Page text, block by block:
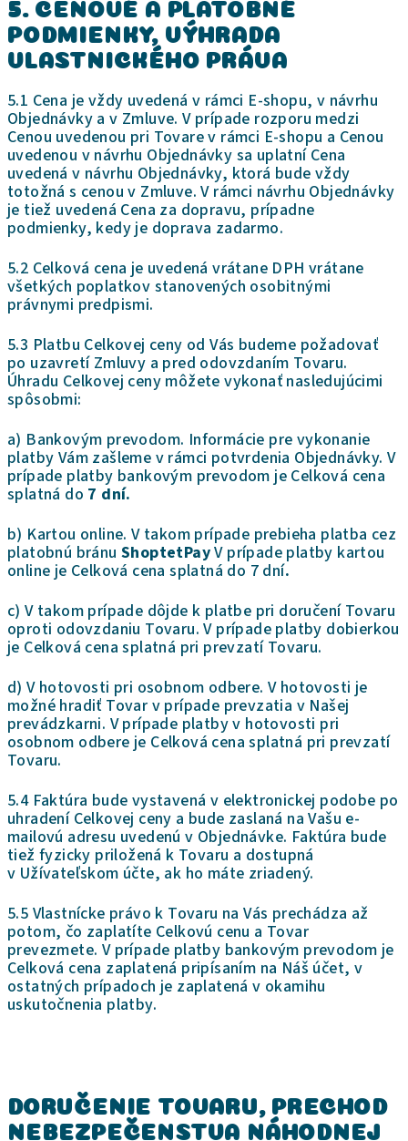
5. CENOVÉ A PLATOBNÉ
PODMIENKY, VÝHRADA
VLASTNICKÉHO PRÁVA
5.1 Cena je vždy uvedená v rámci E-shopu, v návrhu
Objednávky a v Zmluve. V prípade rozporu medzi
Cenou uvedenou pri Tovare v rámci E-shopu a Cenou
uvedenou v návrhu Objednávky sa uplatní Cena
uvedená v návrhu Objednávky, ktorá bude vždy
totožná s cenou v Zmluve. V rámci návrhu Objednávky
je tiež uvedená Cena za dopravu, prípadne
podmienky, kedy je doprava zadarmo.
5.2 Celková cena je uvedená vrátane DPH vrátane
všetkých poplatkov stanovených osobitnými
právnymi predpismi.
5.3 Platbu Celkovej ceny od Vás budeme požadovať
po uzavretí Zmluvy a pred odovzdaním Tovaru.
Úhradu Celkovej ceny môžete vykonať nasledujúcimi
spôsobmi:
a) Bankovým prevodom. Informácie pre vykonanie
platby Vám zašleme v rámci potvrdenia Objednávky. V
prípade platby bankovým prevodom je Celková cena
splatná do 7 dní.
b) Kartou online. V takom prípade prebieha platba cez
platobnú bránuShoptetPayV prípade platby kartou
online je Celková cena splatná do 7 dní.
c) V takom prípade dôjde k platbe pri doručení Tovaru
oproti odovzdaniu Tovaru. V prípade platby dobierkou
je Celková cena splatná pri prevzatí Tovaru.
d) V hotovosti pri osobnom odbere. V hotovosti je
možné hradiť Tovar v prípade prevzatia v Našej
prevádzkarni. V prípade platby v hotovosti pri
osobnom odbere je Celková cena splatná pri prevzatí
Tovaru.
5.4 Faktúra bude vystavená v elektronickej podobe po
uhradení Celkovej ceny a bude zaslaná na Vašu e-
mailovú adresu uvedenú v Objednávke. Faktúra bude
tiež fyzicky priložená k Tovaru a dostupná
v Užívateľskom účte, ak ho máte zriadený.
5.5 Vlastnícke právo k Tovaru na Vás prechádza až
potom, čo zaplatíte Celkovú cenu a Tovar
prevezmete. V prípade platby bankovým prevodom je
Celková cena zaplatená pripísaním na Náš účet, v
ostatných prípadoch je zaplatená v okamihu
uskutočnenia platby.
DORUČENIE TOVARU , PRECHOD
NEBEZPEČENSTVA NÁHODNEJ